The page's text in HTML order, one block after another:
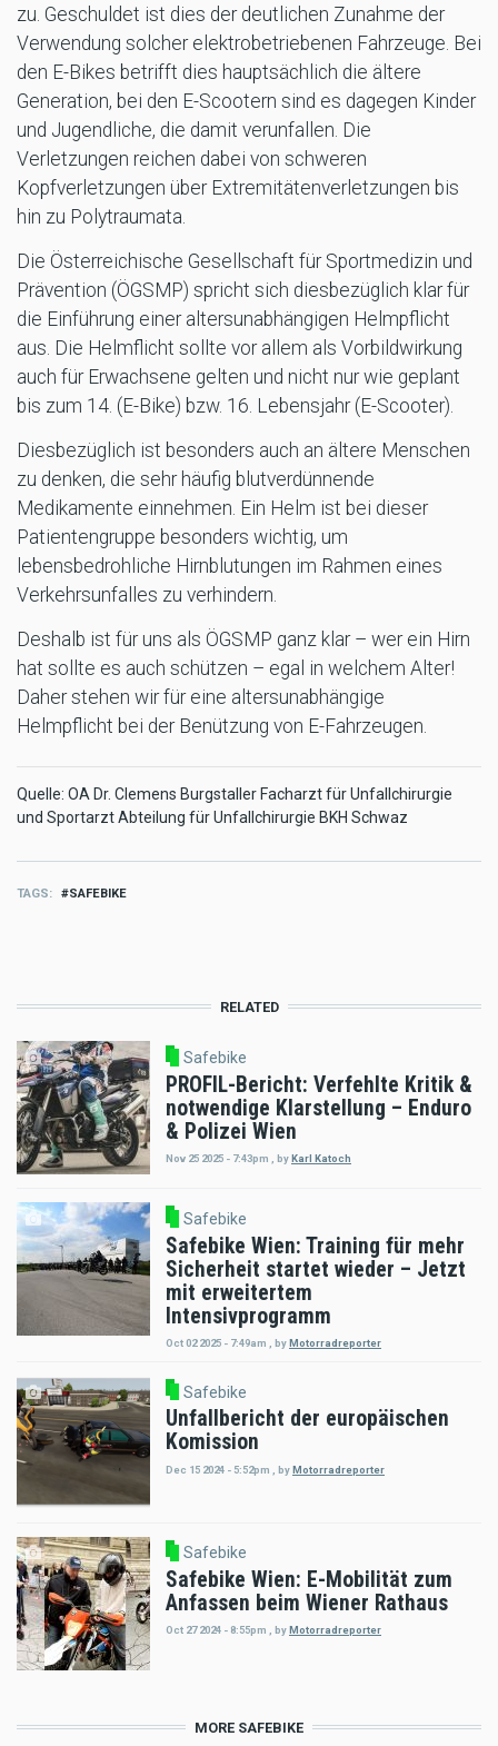
zu. Geschuldet ist dies der deutlichen Zunahme der
Verwendung solcher elektrobetriebenen Fahrzeuge. Bei
den E-Bikes betrifft dies hauptsächlich die ältere
Generation, bei den E-Scootern sind es dagegen Kinder
und Jugendliche, die damit verunfallen. Die
Verletzungen reichen dabei von schweren
Kopfverletzungen über Extremitätenverletzungen bis
hin zu Polytraumata.
Die Österreichische Gesellschaft für Sportmedizin und
Prävention (ÖGSMP) spricht sich diesbezüglich klar für
die Einführung einer altersunabhängigen Helmpflicht
aus. Die Helmflicht sollte vor allem als Vorbildwirkung
auch für Erwachsene gelten und nicht nur wie geplant
bis zum 14. (E-Bike) bzw. 16. Lebensjahr (E-Scooter).
Diesbezüglich ist besonders auch an ältere Menschen
zu denken, die sehr häufig blutverdünnende
Medikamente einnehmen. Ein Helm ist bei dieser
Patientengruppe besonders wichtig, um
lebensbedrohliche Hirnblutungen im Rahmen eines
Verkehrsunfalles zu verhindern.
Deshalb ist für uns als ÖGSMP ganz klar – wer ein Hirn
hat sollte es auch schützen – egal in welchem Alter!
Daher stehen wir für eine altersunabhängige
Helmpflicht bei der Benützung von E-Fahrzeugen.
Quelle: OA Dr. Clemens Burgstaller Facharzt für Unfallchirurgie
und Sportarzt Abteilung für Unfallchirurgie BKH Schwaz
TAGS SAFEBIKE
RELATED
Safebike
PROFIL-Bericht: Verfehlte Kritik &
notwendige Klarstellung – Enduro
& Polizei Wien
Nov 25 2025 - 7:43pm , byKarl Katoch
Safebike
Safebike Wien: Training für mehr
Sicherheit startet wieder – Jetzt
mit erweitertem
Intensivprogramm
Oct 02 2025 - 7:49am byMotorradreporter
Safebike
Unfallbericht der europäischen
Komission
Dec 15 2024 - 5:52pm byMotorradreporter
Safebike
Safebike Wien: E-Mobilität zum
Anfassen beim Wiener Rathaus
Oct 27 2024 - 8:55pm , by Motorradreporter
MORE SAFEBIKE